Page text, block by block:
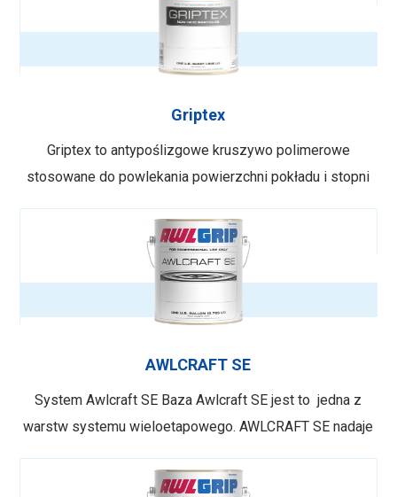
Griptex
Griptex to antypoślizgowe kruszywo polimerowe
stosowane do powlekania powierzchni pokładu i stopni
mieszaj z dowolnym wykończeniem Awgrip. Dostępne w
wersji drobnej, grubej i bardzo grubej Może być nakładany
przez spray Kompatybilny z każdym wykończeniem
Awgrip
AWLCRAFT SE
System Awlcraft SE Baza Awlcraft SE jest to jedna z
warstw systemu wieloetapowego. AWLCRAFT SE nadaje
lakierem bezbarwnym dla ochrony powierzchni. Ta